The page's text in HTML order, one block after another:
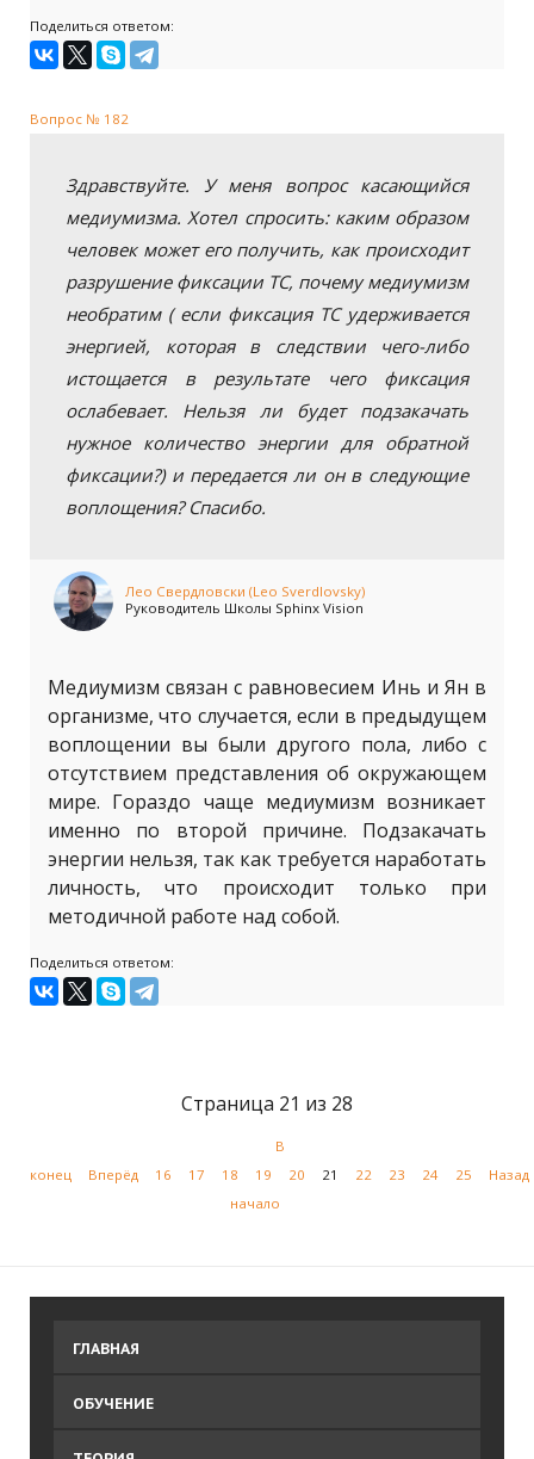
Поделиться ответом:
Вопрос № 182
Здравствуйте. У меня вопрос касающийся
медиумизма. Хотел спросить: каким образом
человек может его получить, как происходит
разрушение фиксации ТС, почему медиумизм
необратим ( если фиксация ТС удерживается
энергией, которая в следствии чего-либо
истощается в результате чего фиксация
ослабевает. Нельзя ли будет подзакачать
нужное количество энергии для обратной
фиксации?) и передается ли он в следующие
воплощения? Спасибо.
Лео Свердловски (Leo Sverdlovsky)
Руководитель Школы Sphinx Vision
Медиумизм связан с равновесием Инь и Ян в
организме, что случается, если в предыдущем
воплощении вы были другого пола, либо с
отсутствием представления об окружающем
мире. Гораздо чаще медиумизм возникает
именно по второй причине. Подзакачать
энергии нельзя, так как требуется наработать
личность, что происходит только при
методичной работе над собой.
Поделиться ответом:
Страница 21 из 28
В
конец
Вперёд 16 17 18 19 20 21 22 23 24 25
Назад
начало
ГЛАВНАЯ
ОБУЧЕНИЕ